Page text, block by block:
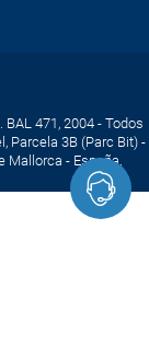
471, 2004 - Todos
Parcela 3B (Parc Bit) -
Mallorca - España.